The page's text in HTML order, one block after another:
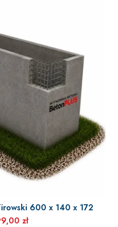
600 x 140 x 172
zł